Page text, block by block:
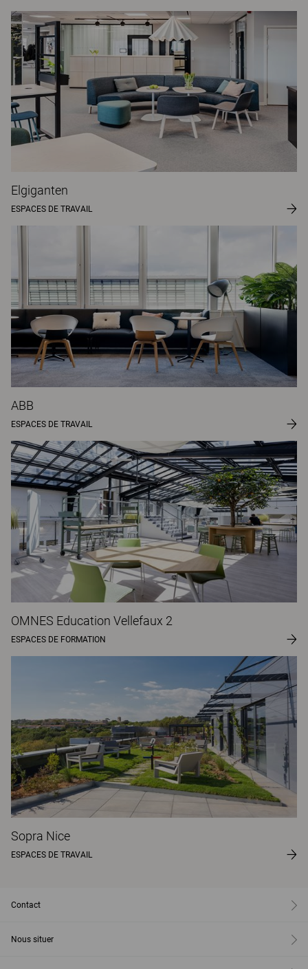
Elgiganten
ESPACES DE TRAVAIL
ABB
ESPACES DE TRAVAIL
OMNES Education Vellefaux 2
ESPACES DE FORMATION
Sopra Nice
ESPACES DE TRAVAIL
Contact
Nous situer